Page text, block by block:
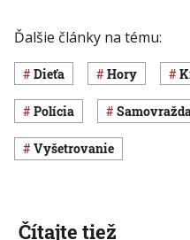
Ďalšie články na tému:
dieťa hory
polícia
vyšetrovanie
Čítajte tiež